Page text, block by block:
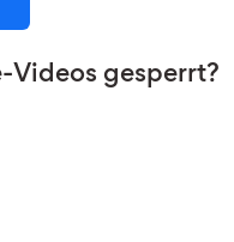
Videos gesperrt?